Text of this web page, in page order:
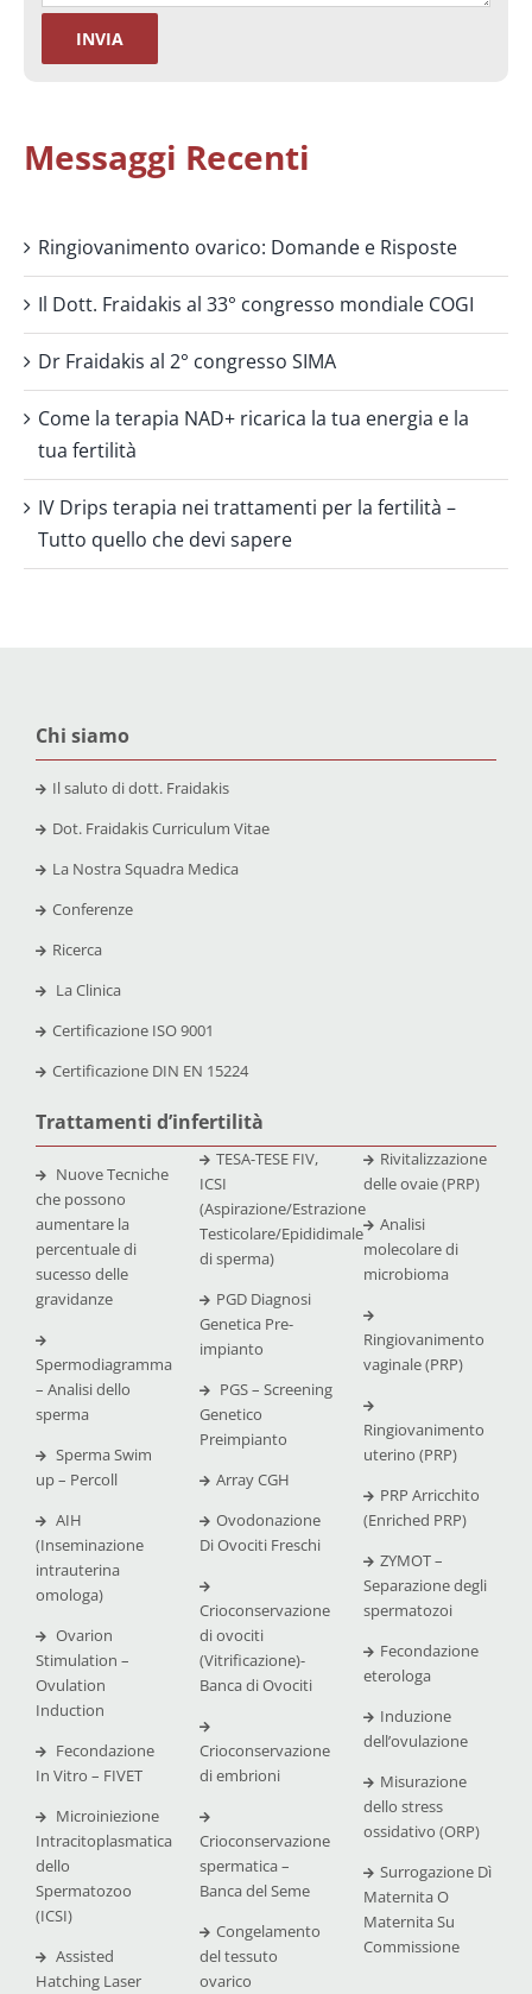
Messaggi Recenti
Ringiovanimento ovarico: Domande e Risposte
Il Dott. Fraidakis al 33° congresso mondiale COGI
Dr Fraidakis al 2° congresso SIMA
Come la terapia NAD+ ricarica la tua energia e la
tua fertilità
IV Drips terapia nei trattamenti per la fertilità –
Tutto quello che devi sapere
Chi siamo
Il saluto di dott. Fraidakis
Dot. Fraidakis Curriculum Vitae
La Nostra Squadra Medica
Conferenze
Ricerca
La Clinica
Certificazione ISO 9001
Certificazione DIN EN 15224
Trattamenti d’infertilità
Nuove Tecniche
che possono
aumentare la
percentuale di
sucesso delle
gravidanze
Spermodiagramma
– Analisi dello
sperma
Sperma Swim
up – Percoll
AIH
(Inseminazione
intrauterina
omologa)
Ovarion
Stimulation –
Ovulation
Induction
Fecondazione
In Vitro – FIVET
Microiniezione
Intracitoplasmatica
dello
Spermatozoo
(ICSI)
Assisted
Hatching Laser
TESA-TESE FIV,
ICSI
(Aspirazione/Estrazione
Testicolare/Epididimale
di sperma)
PGD Diagnosi
Genetica Pre-
impianto
PGS – Screening
Genetico
Preimpianto
Array CGH
Ovodonazione
Di Ovociti Freschi
Crioconservazione
di ovociti
(Vitrificazione)-
Banca di Ovociti
Crioconservazione
di embrioni
Crioconservazione
spermatica –
Banca del Seme
Congelamento
del tessuto
ovarico
Rivitalizzazione
delle ovaie (PRP)
Analisi
molecolare di
microbioma
Ringiovanimento
vaginale (PRP)
Ringiovanimento
uterino (PRP)
PRP Arricchito
(Enriched PRP)
ZYMOT –
Separazione degli
spermatozoi
Fecondazione
eterologa
Induzione
dell’ovulazione
Misurazione
dello stress
ossidativo (ORP)
Surrogazione Dì
Maternita O
Maternita Su
Commissione